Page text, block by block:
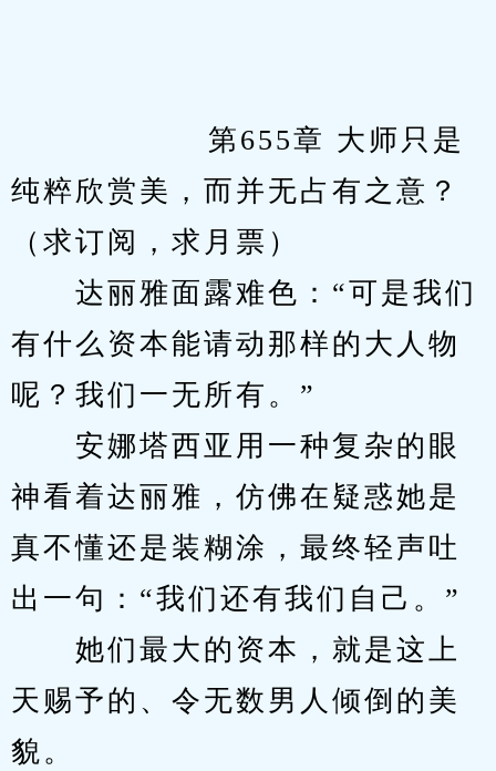
纯粹欣赏美，而并无占有之意？
（求订阅，求月票）
达丽雅面露难色：“可是我们
有什么资本能请动那样的大人物
呢？我们一无所有。”
安娜塔西亚用一种复杂的眼
神看着达丽雅，仿佛在疑惑她是
真不懂还是装糊涂，最终轻声吐
出一句：“我们还有我们自己。”
她们最大的资本，就是这上
天赐予的、令无数男人倾倒的美
貌。